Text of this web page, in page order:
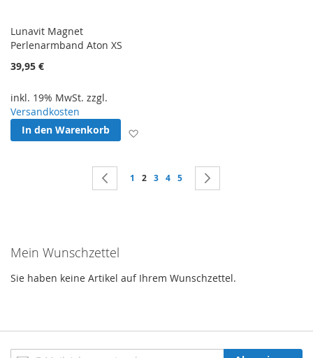
Lunavit Magnet
Perlenarmband Aton XS
39,95 €
inkl. 19% MwSt. zzgl.
Versandkosten
In den Warenkorb
Seite Seite
Zurück
Seite
1 Sie lesen gerade Seite
2 Seite
3 Seite
4 Seite
5
Mein Wunschzettel
Sie haben keine Artikel auf Ihrem Wunschzettel.
Anmeldung